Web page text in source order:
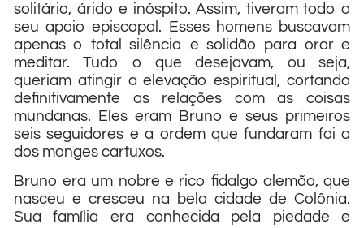
solitário, árido e inóspito. Assim, tiveram todo o
seu apoio episcopal. Esses homens buscavam
apenas o total silêncio e solidão para orar e
meditar. Tudo o que desejavam, ou seja,
queriam atingir a elevação espiritual, cortando
definitivamente as relações com as coisas
mundanas. Eles eram Bruno e seus primeiros
seis seguidores e a ordem que fundaram foi a
dos monges cartuxos.
Bruno era um nobre e rico fidalgo alemão, que
nasceu e cresceu na bela cidade de Colônia.
Sua família era conhecida pela piedade e